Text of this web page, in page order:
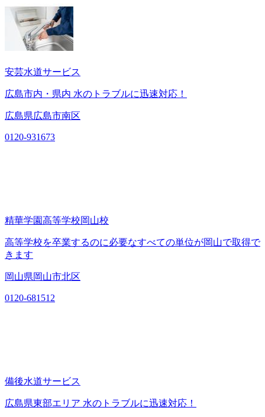
安芸水道サービス
広島市内・県内 水のトラブルに迅速対応！
広島県広島市南区
0120-931673
精華学園高等学校岡山校
高等学校を卒業するのに必要なすべての単位が岡山で取得で
きます
岡山県岡山市北区
0120-681512
備後水道サービス
広島県東部エリア 水のトラブルに迅速対応！